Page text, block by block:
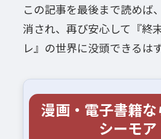
この記事を最後まで読めば
消され、再び安心して『終
レ』の世界に没頭できるは
漫画・電子書籍
シーモア